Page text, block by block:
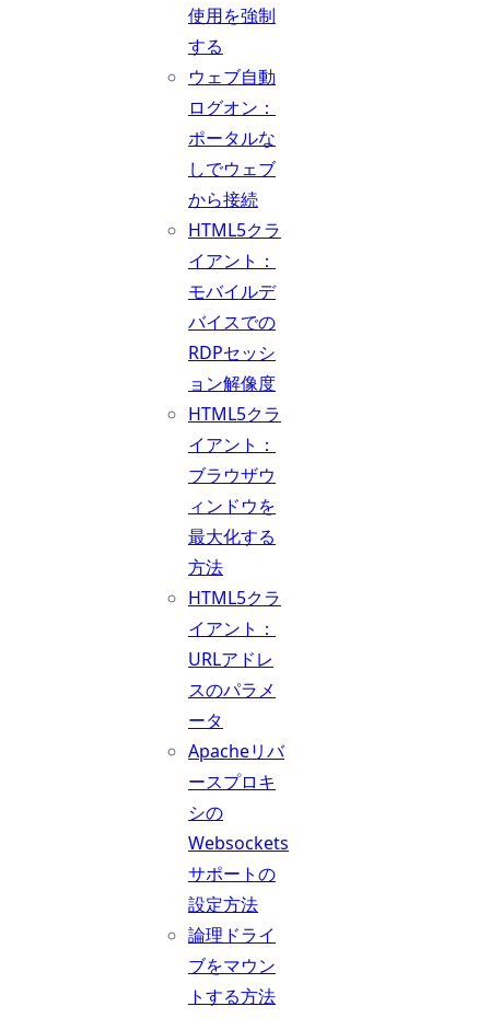
使用を強制
する
ウェブ自動
ログオン：
ポータルな
しでウェブ
から接続
HTML5クラ
イアント：
モバイルデ
バイスでの
RDPセッシ
ョン解像度
HTML5クラ
イアント：
ブラウザウ
ィンドウを
最大化する
方法
HTML5クラ
イアント：
URLアドレ
スのパラメ
ータ
Apacheリバ
ースプロキ
シの
Websockets
サポートの
設定方法
論理ドライ
ブをマウン
トする方法